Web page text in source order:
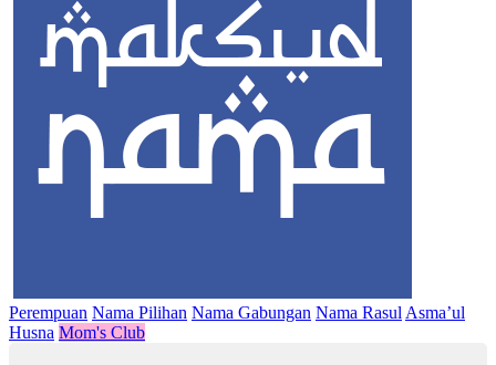
Perempuan Nama Pilihan Nama Gabungan Nama Rasul Asma’ul
Husna Mom's Club